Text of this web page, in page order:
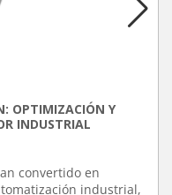
OPTIMIZACIÓN Y
INDUSTRIAL
convertido en
industrial,